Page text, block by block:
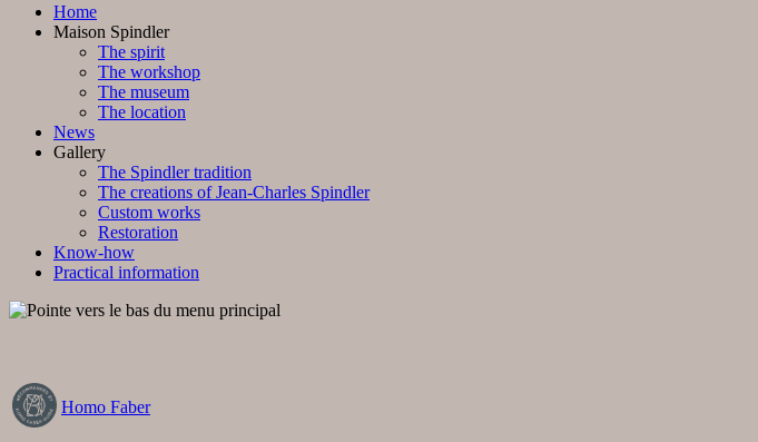
Home
Maison Spindler
The spirit
The workshop
The museum
The location
News
Gallery
The Spindler tradition
The creations of Jean-Charles Spindler
Custom works
Restoration
Know-how
Practical information
Homo Faber